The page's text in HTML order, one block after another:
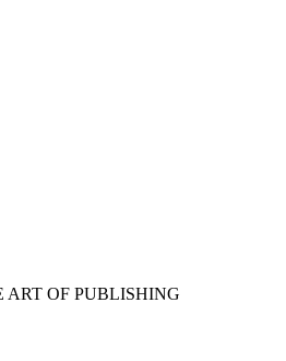
ART OF PUBLISHING